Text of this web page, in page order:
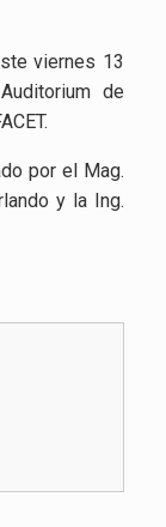
viernes 13
de
por el Mag.
y la Ing.